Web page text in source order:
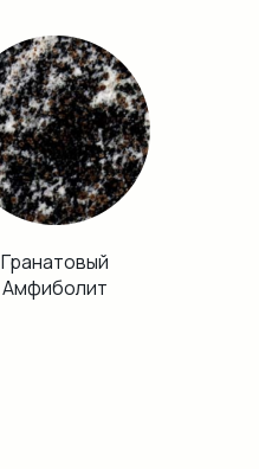
Гранатовый
Амфиболит